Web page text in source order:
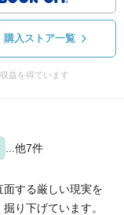
購入ストア一覧
益を得ています
...他7件
する厳しい現実を
り下げています。